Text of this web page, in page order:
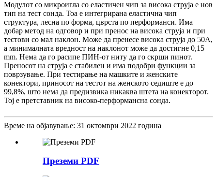
Модулот со микроигла со еластичен чип за висока струја е нов
тип на тест сонда. Тоа е интегрирана еластична чип
структура, лесна по форма, цврста по перформанси. Има
добар метод на одговор и при пренос на висока струја и при
тестови со мал наклон. Може да пренесе висока струја до 50A,
а минималната вредност на наклонот може да достигне 0,15
mm. Нема да го расипе ПИН-от ниту да го скрши пинот.
Преносот на струја е стабилен и има подобри функции за
поврзување. При тестирање на машките и женските
конектори, приносот на тестот на женското седиште е до
99,8%, што нема да предизвика никаква штета на конекторот.
Тој е претставник на високо-перформансна сонда.
Време на објавување: 31 октомври 2022 година
Преземи PDF